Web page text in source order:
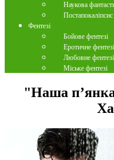
Наукова
Постапокаліпсис
Фентезі
Бойове фентезі
Еротичне фентезі
Любовне фентезі
Міське фентезі
"Наша